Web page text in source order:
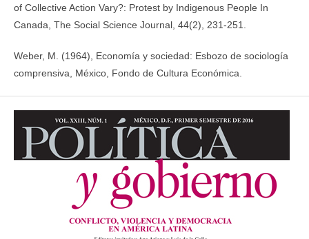
of Collective Action Vary?: Protest by Indigenous People In
Canada, The Social Science Journal, 44(2), 231-251.
Weber, M. (1964), Economía y sociedad: Esbozo de sociología
comprensiva, México, Fondo de Cultura Económica.